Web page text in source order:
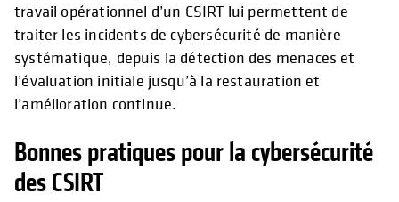
travail opérationnel d’un CSIRT lui permettent de
traiter les incidents de cybersécurité de manière
systématique, depuis la détection des menaces et
l’évaluation initiale jusqu’à la restauration et
l’amélioration continue.
Bonnes pratiques pour la cybersécurité
des CSIRT